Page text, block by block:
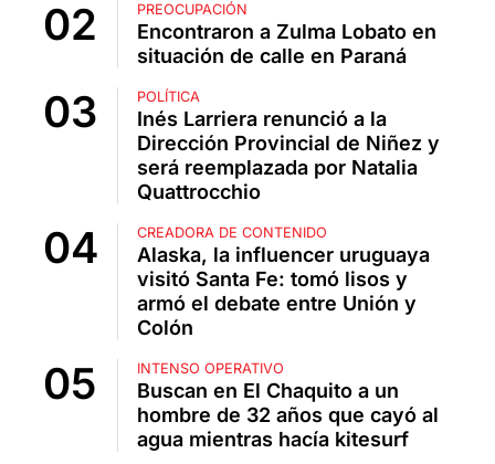
PREOCUPACIÓN
Encontraron a Zulma Lobato en
situación de calle en Paraná
POLÍTICA
Inés Larriera renunció a la
Dirección Provincial de Niñez y
será reemplazada por Natalia
Quattrocchio
CREADORA DE CONTENIDO
Alaska, la influencer uruguaya
visitó Santa Fe: tomó lisos y
armó el debate entre Unión y
Colón
INTENSO OPERATIVO
Buscan en El Chaquito a un
hombre de 32 años que cayó al
agua mientras hacía kitesurf